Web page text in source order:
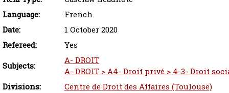
Language:
French
Date:
1 October 2020
Refereed:
Yes
Subjects:
A- DROIT
A- DROIT > A4- Droit privé > 4-3- Droit
Divisions:
Centre de Droit des Affaires (Toulouse)